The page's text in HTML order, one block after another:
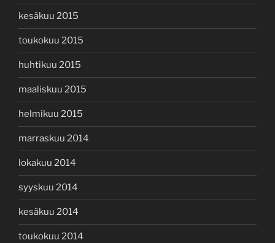
kesäkuu 2015
toukokuu 2015
huhtikuu 2015
maaliskuu 2015
helmikuu 2015
marraskuu 2014
lokakuu 2014
syyskuu 2014
kesäkuu 2014
toukokuu 2014